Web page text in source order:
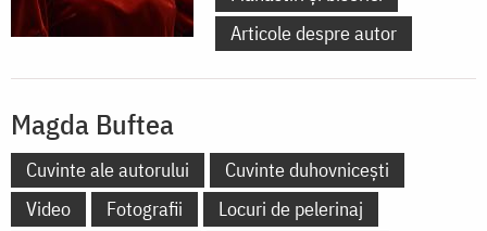
Articole despre autor
Magda Buftea
Cuvinte ale autorului
Cuvinte duhovnicești
Video
Fotografii
Locuri de pelerinaj